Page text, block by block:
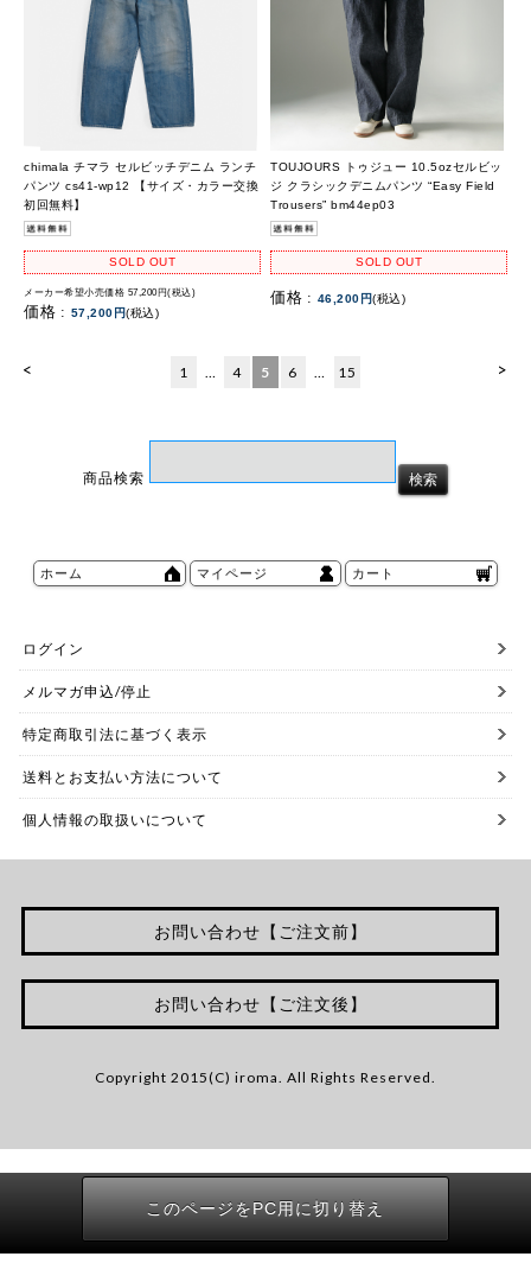
chimala チマラ セルビッチデニム ランチ
パンツ cs41-wp12 【サイズ・カラー交換
初回無料】
SOLD OUT
メーカー希望小売価格 57,200円(税込)
価格 : 57,200円(税込)
TOUJOURS トゥジュー 10.5ozセルビッ
ジ クラシックデニムパンツ “Easy Field
Trousers” bm44ep03
SOLD OUT
価格 : 46,200円(税込)
< >
1 … 4 5 6 … 15
商品検索
ホーム マイページ カート
ログイン
メルマガ申込/停止
特定商取引法に基づく表示
送料とお支払い方法について
個人情報の取扱いについて
お問い合わせ【ご注文前】
お問い合わせ【ご注文後】
Copyright 2015(C) iroma. All Rights Reserved.
このページをPC用に切り替え